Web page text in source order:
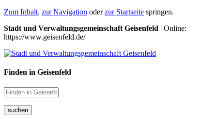
Zum Inhalt, zur Navigation oderzur Startseite springen.
Stadt und Verwaltungsgemeinschaft Geisenfeld | Online:
https://www.geisenfeld.de/
Finden in Geisenfeld
suchen